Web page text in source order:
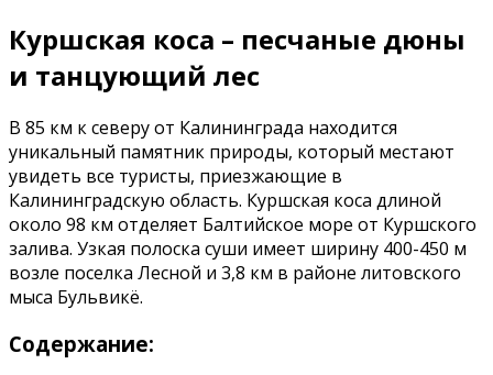
Куршская коса – песчаные дюны
и танцующий лес
В 85 км к северу от Калининграда находится
уникальный памятник природы, который местают
увидеть все туристы, приезжающие в
Калининградскую область. Куршская коса длиной
около 98 км отделяет Балтийское море от Куршского
залива. Узкая полоска суши имеет ширину 400-450 м
возле поселка Лесной и 3,8 км в районе литовского
мыса Бульвикё.
Содержание: